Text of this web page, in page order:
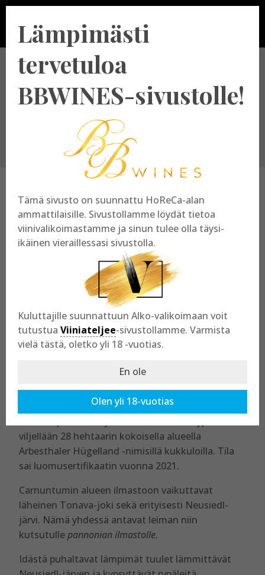
Valitse tuottajamaa
Itävalta – Weingut Netzl
Kategoria:Itävalta|Tuottajat
Weingut Franz & Christine Netzl tai lyhyesti
Netzl on perheomisteinen tila, jossa tilan 5. ja 6.
sukupolvi ovat tällä hetkellä vetovastuussa.
Energiaa pulppuava Christina on pääenologi, jolle
isä Franz on jättänyt koko ajan enemmän ja
enemmän vastuuta. Myös muu perhe on tiiviisti
mukana tilan toiminnassa.
Viinitila sijaitsee Göttlesbrunnissa, Carnuntumin
viinialueen sydämessä, Itävallan itäosassa
Wienin ja Bratislavan välissä. Tilan tuotannosta
viljellään 28 hehtaarin kokoisella alueella
Arbesthaler Hügelland -nimisillä kukkuloilla. Tila
sai luomusertifikaatin vuonna 2021.
Carnuntumin alueen ilmastoon vaikuttavat
läheinen Tonava-joki sekä erityisesti Neusiedl-
järvi. Nämä yhdessä antavat leiman niin
kutsutullepannonian ilmastolle.
Idästä puhaltavat lämpimät tuulet lämmittävät
Lämpimästi
tervetuloa
BBWINES-sivustolle!
Tämä sivusto on suunnattu HoReCa-alan
ammattilaisille. Sivustollamme löydät tietoa
viinivalikoimastamme ja sinun tulee olla täysi-
ikäinen vieraillessasi sivustolla.
Kuluttajille suunnattuun Alko-valikoimaan voit
tutustua Viiniateljee-sivustollamme. Varmista
vielä tästä, oletko yli 18 -vuotias.
En ole
Olen yli 18-vuotias